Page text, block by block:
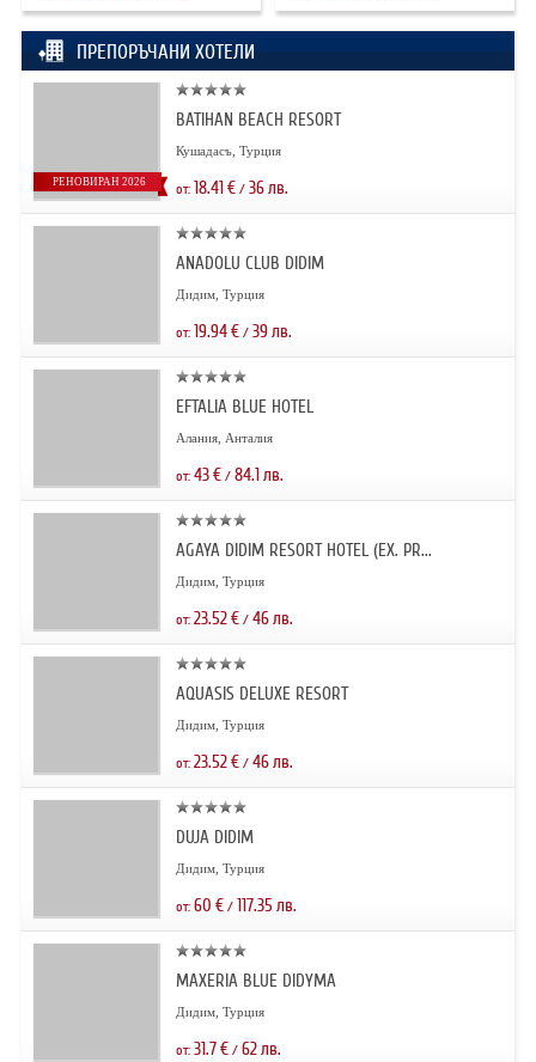
ПРЕПОРЪЧАНИ ХОТЕЛИ
РЕНОВИРАН 2026
BATIHAN BEACH RESORT
Кушадасъ, Турция
от: 18.41€/ 36лв.
ANADOLU CLUB DIDIM
Дидим, Турция
от: 19.94€/ 39 лв.
EFTALIA BLUE HOTEL
Алания, Анталия
от: 43€/ 84.1лв.
AGAYA DIDIM RESORT HOTEL (EX. PR...
Дидим, Турция
от: 23.52€/ 46лв.
AQUASIS DELUXE RESORT
Дидим, Турция
от: 23.52€/ 46лв.
DUJA DIDIM
Дидим, Турция
от: 60 €/ 117.35 лв.
MAXERIA BLUE DIDYMA
Дидим, Турция
от: 31.7€/ 62лв.